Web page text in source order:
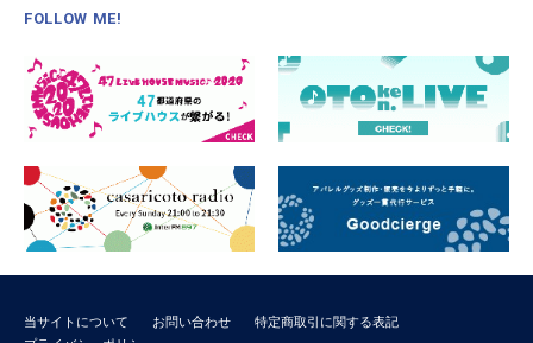
FOLLOW ME!
当サイトについて お問い合わせ
特定商取引に関する表記